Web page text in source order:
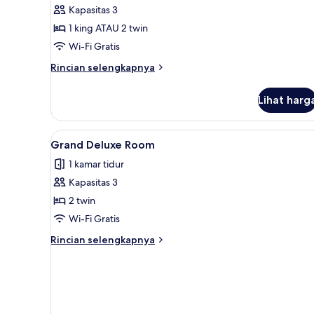
King
untuk
Suite
Room
Kapasitas 3
1 king ATAU 2 twin
Wi-Fi Gratis
Rincian selengkapnya
Rincian
Suite
Room
Lihat
Lihat
semua
foto
untuk
Grand
Deluxe
Room
Grand Deluxe Room | Seprai
5
Grand Deluxe Room
1 kamar tidur
Kapasitas 3
2 twin
Wi-Fi Gratis
Rincian selengkapnya
Rincian